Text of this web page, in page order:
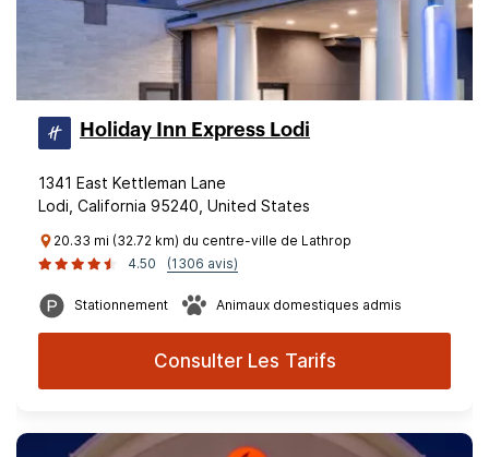
Holiday Inn Express Lodi
1341 East Kettleman Lane
Lodi, California 95240, United States
20.33 mi (32.72 km) du centre-ville de Lathrop
4.50
(1306 avis)
Stationnement Animaux domestiques admis
Consulter Les Tarifs